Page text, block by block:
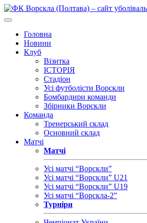
Головна
Новини
Клуб
Візитка
ІСТОРІЯ
Стадіон
Усі футболісти Ворскли
Бомбардири команди
Збірники Ворскли
Команда
Тренерський склад
Основний склад
Матчі
Матчі
Усі матчі “Ворскли”
Усі матчі “Ворскли” U21
Усі матчі “Ворскли” U19
Усі матчі “Ворскла-2”
Турніри